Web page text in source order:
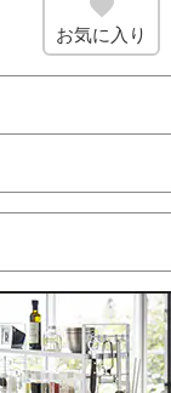
お気に入り